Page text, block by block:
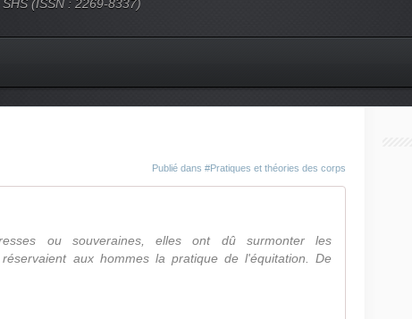
(ISSN : 2269-8337)
Publié dans #Pratiques et théories des corps
ou souveraines, elles ont dû surmonter les
aux hommes la pratique de l'équitation. De